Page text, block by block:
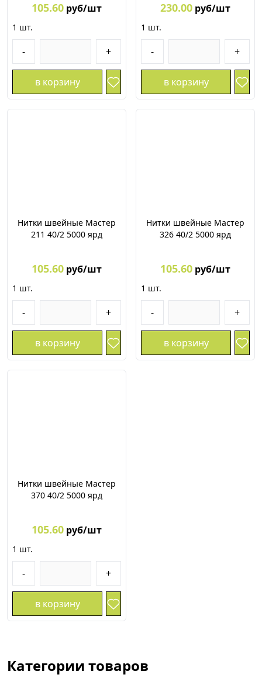
105.60 руб/шт
1 шт.
- +
в корзину
230.00 руб/шт
1 шт.
- +
в корзину
Нитки швейные Мастер
211 40/2 5000 ярд
105.60 руб/шт
1 шт.
- +
в корзину
Нитки швейные Мастер
326 40/2 5000 ярд
105.60 руб/шт
1 шт.
- +
в корзину
Нитки швейные Мастер
370 40/2 5000 ярд
105.60 руб/шт
1 шт.
- +
в корзину
Категории товаров